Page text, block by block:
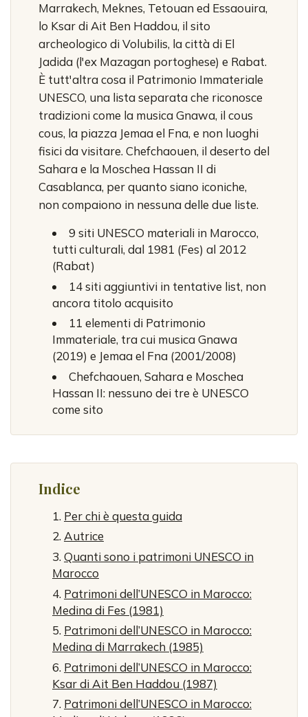
Marrakech, Meknes, Tetouan ed Essaouira,
lo Ksar di Ait Ben Haddou, il sito
archeologico di Volubilis, la città di El
Jadida (l'ex Mazagan portoghese) e Rabat.
È tutt'altra cosa il Patrimonio Immateriale
UNESCO, una lista separata che riconosce
tradizioni come la musica Gnawa, il cous
cous, la piazza Jemaa el Fna, e non luoghi
fisici da visitare. Chefchaouen, il deserto del
Sahara e la Moschea Hassan II di
Casablanca, per quanto siano iconiche,
non compaiono in nessuna delle due liste.
9 siti UNESCO materiali in Marocco,
tutti culturali, dal 1981 (Fes) al 2012
(Rabat)
14 siti aggiuntivi in tentative list, non
ancora titolo acquisito
11 elementi di Patrimonio
Immateriale, tra cui musica Gnawa
(2019) e Jemaa el Fna (2001/2008)
Chefchaouen, Sahara e Moschea
Hassan II: nessuno dei tre è UNESCO
come sito
Indice
Per chi è questa guida
Autrice
Quanti sono i patrimoni UNESCO in
Marocco
Patrimoni dell’UNESCO in Marocco:
Medina di Fes (1981)
Patrimoni dell’UNESCO in Marocco:
Medina di Marrakech (1985)
Patrimoni dell’UNESCO in Marocco:
Ksar di Ait Ben Haddou (1987)
Patrimoni dell’UNESCO in Marocco: